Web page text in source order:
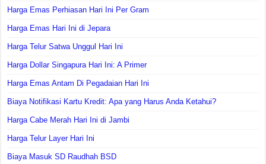
Harga Emas Perhiasan Hari Ini Per Gram
Harga Emas Hari Ini di Jepara
Harga Telur Satwa Unggul Hari Ini
Harga Dollar Singapura Hari Ini: A Primer
Harga Emas Antam Di Pegadaian Hari Ini
Biaya Notifikasi Kartu Kredit: Apa yang Harus Anda Ketahui?
Harga Cabe Merah Hari Ini di Jambi
Harga Telur Layer Hari Ini
Biaya Masuk SD Raudhah BSD